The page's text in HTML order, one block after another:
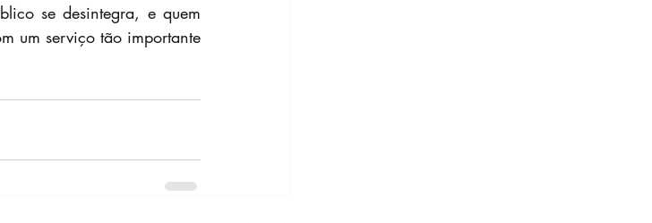
se desintegra, e quem
um serviço tão importante